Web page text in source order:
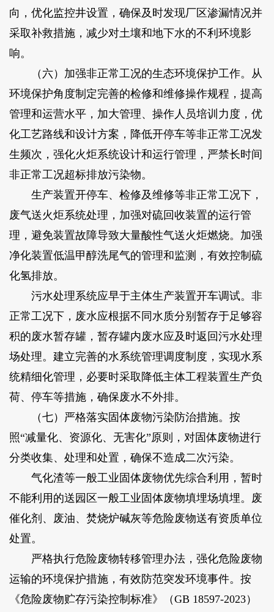
向，优化监控井设置，确保及时发现厂区渗漏情况并
采取补救措施，减少对土壤和地下水的不利环境影
响。
（六）加强非正常工况的生态环境保护工作。从
环境保护角度制定完善的检修和维修操作规程，提高
管理和运营水平，加大管理、操作人员培训力度，优
化工艺路线和设计方案，降低开停车等非正常工况发
生频次，强化火炬系统设计和运行管理，严禁长时间
非正常工况超标排放污染物。
生产装置开停车、检修及维修等非正常工况下，
废气送火炬系统处理，加强对硫回收装置的运行管
理，避免装置故障导致大量酸性气送火炬燃烧。加强
净化装置低温甲醇洗尾气的管理和监测，有效控制硫
化氢排放。
污水处理系统应早于主体生产装置开车调试。非
正常工况下，废水应根据不同水质分别暂存于足够容
积的废水暂存罐，暂存罐内废水应及时返回污水处理
场处理。建立完善的水系统管理调度制度，实现水系
统精细化管理，必要时采取降低主体工程装置生产负
荷、停车等措施，确保废水不外排。
（七）严格落实固体废物污染防治措施。按
照“减量化、资源化、无害化”原则，对固体废物进行
分类收集、处理和处置，确保不造成二次污染。
气化渣等一般工业固体废物优先综合利用，暂时
不能利用的送园区一般工业固体废物填埋场填埋。废
催化剂、废油、焚烧炉碱灰等危险废物送有资质单位
处置。
严格执行危险废物转移管理办法，强化危险废物
运输的环境保护措施，有效防范突发环境事件。按
《危险废物贮存污染控制标准》（GB 18597-2023）